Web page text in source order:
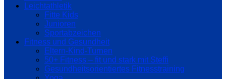
Leichtathletik
Fitte Kids
Junioren
Sportabzeichen
Fitness und Gesundheit
Eltern-Kind-Turnen
50+ Fitness – fit und stark mit Steffi
Gesundheitsorientiertes Fitnesstraining